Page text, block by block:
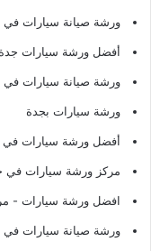
ورشة صيانة سيارات في
أفضل ورشة سيارات جدة
ورشة صيانة سيارات في
ورشة سيارات بجدة
أفضل ورشة سيارات في
مركز ورشة سيارات في
افضل ورشة سيارات -
ورشة صيانة سيارات في